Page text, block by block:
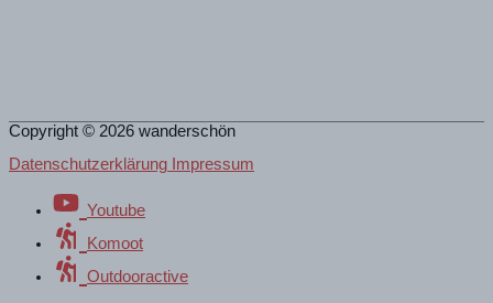
Copyright © 2026 wanderschön
Datenschutzerklärung Impressum
Youtube
Komoot
Outdooractive